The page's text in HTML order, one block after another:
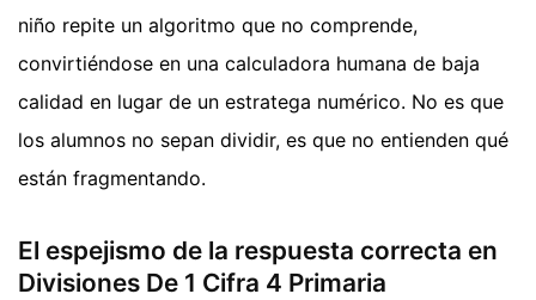
niño repite un algoritmo que no comprende,
convirtiéndose en una calculadora humana de baja
calidad en lugar de un estratega numérico. No es que
los alumnos no sepan dividir, es que no entienden qué
están fragmentando.
El espejismo de la respuesta correcta en
Divisiones De 1 Cifra 4 Primaria